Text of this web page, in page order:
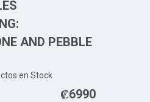
AND PEBBLE
en Stock
₡6990